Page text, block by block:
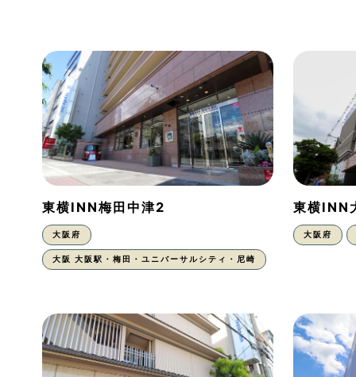
東横INN梅田中津2
大阪府
大阪 大阪駅・梅田・ユニバーサルシティ・尼崎
東横INN
大阪府